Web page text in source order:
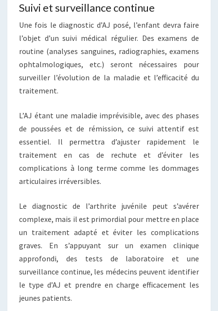
Suivi et surveillance continue
Une fois le diagnostic d’AJ posé, l’enfant devra faire
l’objet d’un suivi médical régulier. Des examens de
routine (analyses sanguines, radiographies, examens
ophtalmologiques, etc.) seront nécessaires pour
surveiller l’évolution de la maladie et l’efficacité du
traitement.
L’AJ étant une maladie imprévisible, avec des phases
de poussées et de rémission, ce suivi attentif est
essentiel. Il permettra d’ajuster rapidement le
traitement en cas de rechute et d’éviter les
complications à long terme comme les dommages
articulaires irréversibles.
Le diagnostic de l’arthrite juvénile peut s’avérer
complexe, mais il est primordial pour mettre en place
un traitement adapté et éviter les complications
graves. En s’appuyant sur un examen clinique
approfondi, des tests de laboratoire et une
surveillance continue, les médecins peuvent identifier
le type d’AJ et prendre en charge efficacement les
jeunes patients.